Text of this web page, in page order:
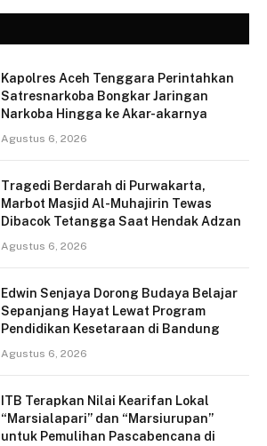
Kapolres Aceh Tenggara Perintahkan
Satresnarkoba Bongkar Jaringan
Narkoba Hingga ke Akar-akarnya
Agustus 6, 2026
Tragedi Berdarah di Purwakarta,
Marbot Masjid Al-Muhajirin Tewas
Dibacok Tetangga Saat Hendak Adzan
Agustus 6, 2026
Edwin Senjaya Dorong Budaya Belajar
Sepanjang Hayat Lewat Program
Pendidikan Kesetaraan di Bandung
Agustus 6, 2026
ITB Terapkan Nilai Kearifan Lokal
“Marsialapari” dan “Marsiurupan”
untuk Pemulihan Pascabencana di